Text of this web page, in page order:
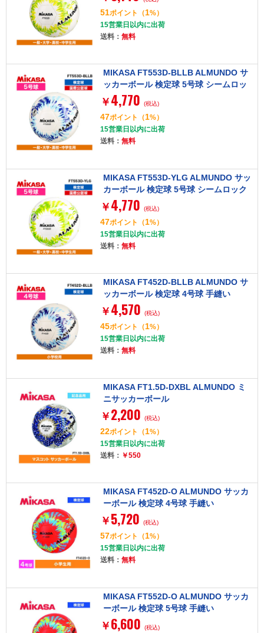
51ポイント （1%）
15営業日以内に出荷
送料： 無料
MIKASA FT553D-BLLB ALMUNDO サ
ッカーボール 検定球 5号球 シームロッ
ク
￥ 4,770 (税込)
47ポイント （1%）
15営業日以内に出荷
送料： 無料
MIKASA FT553D-YLG ALMUNDO サッ
カーボール 検定球 5号球 シームロック
￥ 4,770 (税込)
47ポイント （1%）
15営業日以内に出荷
送料： 無料
MIKASA FT452D-BLLB ALMUNDO サ
ッカーボール 検定球 4号球 手縫い
￥ 4,570 (税込)
45ポイント （1%）
15営業日以内に出荷
送料： 無料
MIKASA FT1.5D-DXBL ALMUNDO ミ
ニサッカーボール
￥ 2,200 (税込)
22ポイント （1%）
15営業日以内に出荷
送料： ￥550
MIKASA FT452D-O ALMUNDO サッカ
ーボール 検定球 4号球 手縫い
￥ 5,720 (税込)
57ポイント （1%）
15営業日以内に出荷
送料： 無料
MIKASA FT552D-O ALMUNDO サッカ
ーボール 検定球 5号球 手縫い
￥ 6,600 (税込)